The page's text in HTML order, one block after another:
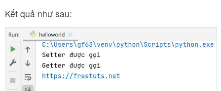
Kết quả như sau: